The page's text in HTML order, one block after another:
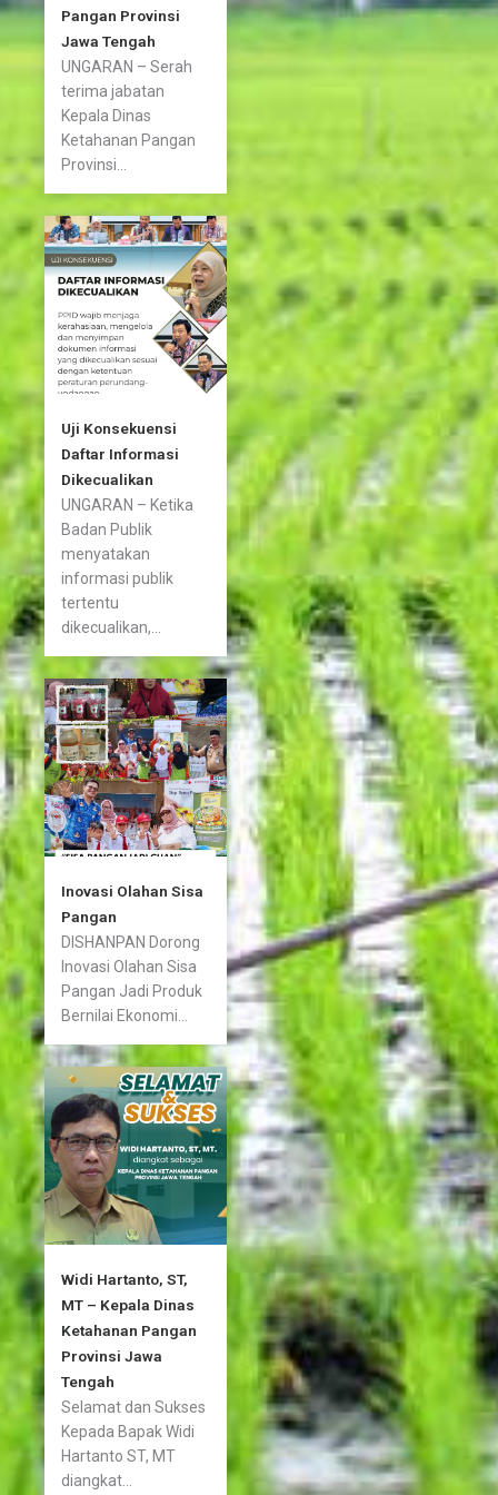
Pangan Provinsi
Jawa Tengah
UNGARAN – Serah
terima jabatan
Kepala Dinas
Ketahanan Pangan
Provinsi...
Uji Konsekuensi
Daftar Informasi
Dikecualikan
UNGARAN – Ketika
Badan Publik
menyatakan
informasi publik
tertentu
dikecualikan,...
Inovasi Olahan Sisa
Pangan
DISHANPAN Dorong
Inovasi Olahan Sisa
Pangan Jadi Produk
Bernilai Ekonomi...
Widi Hartanto, ST,
MT – Kepala Dinas
Ketahanan Pangan
Provinsi Jawa
Tengah
Selamat dan Sukses
Kepada Bapak Widi
Hartanto ST, MT
diangkat...